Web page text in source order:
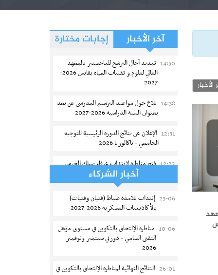
الأخبار
آخر الأخبار إجابات مختارة
14:50 تمديد آجال الترشح للماجستير بالمعهد
العالي لعلوم و تقنيات المياه بقابس 2026-
2027
14:38 بلاغ حول مواعيد الترسيم المدرسي عن بعد
بعنوان السنة الدراسية 2026-2027
12:31 الإعلان عن نتائج الدورة الرئيسية للتوجيه
الجامعي - باكالوريا 2026
12:22 فتح مناظرة لإنتداب عرفاء بسلك الحرس
الوطني لسنة 2026
10:37
تسجيل طلبة كلية الآداب والفنون
والإنسانيات بمنوبة 2026-2027
10:04
المعهد العالي للرياضة و التربية البدنية
بقصر السعيد : ترسيم السنوات الثانية
والثالثة دكتوراه
08:43
تمديد آجال الترشح للماجستير بكلية العلوم
أخبار الشركاء
23-06 إنتداب تلامذة ضباط (فتيان وفتيات)
بالأكاديميات العسكرية 2026-2027
10-06 مناظرة الإلتحاق بالتكوين في مستوى مؤهل
التقني السامي - دورتي سبتمبر ونوفمبر
2026
26-01 النتائج النهائية لمناظرة الإلتحاق بالتكوين في